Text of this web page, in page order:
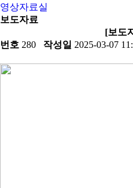
영상자료실
보도자료
[보도
번호 280 작성일 2025-03-07